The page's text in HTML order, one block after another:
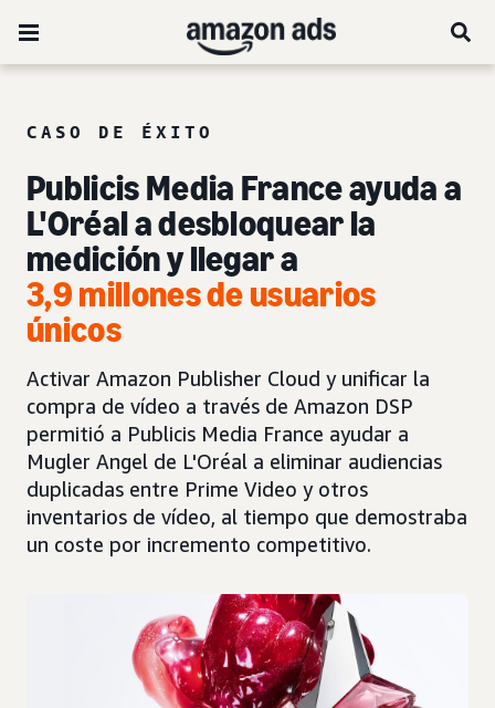
CASO DE ÉXITO
Publicis Media France ayuda a
L'Oréal a desbloquear la
medición y llegar a
3,9 millones de usuarios
únicos
Activar Amazon Publisher Cloud y unificar la
compra de vídeo a través de Amazon DSP
permitió a Publicis Media France ayudar a
Mugler Angel de L'Oréal a eliminar audiencias
duplicadas entre Prime Video y otros
inventarios de vídeo, al tiempo que demostraba
un coste por incremento competitivo.